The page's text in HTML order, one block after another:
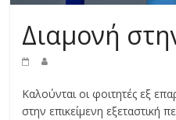
Διαμονή
Καλούνται οι φοιτητές εξ
στην επικείμενη εξεταστική